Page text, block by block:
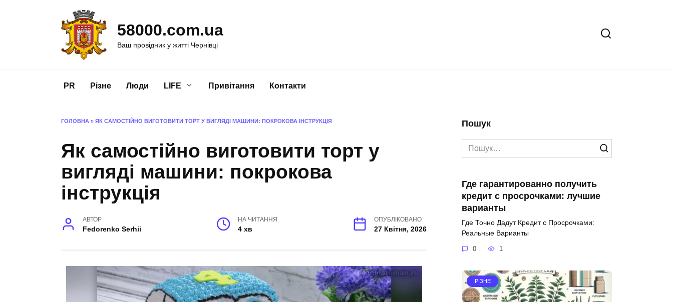
58000.com.ua
Ваш провідник у житті Чернівці
PR Різне Люди LIFE Привітання Контакти
ГОЛОВНА » ЯК САМОСТІЙНО ВИГОТОВИТИ ТОРТ У ВИГЛЯДІ МАШИНИ: ПОКРОКОВА ІНСТРУКЦІЯ
Як самостійно виготовити торт у
вигляді машини: покрокова
інструкція
АВТОР
Fedorenko Serhii
НА ЧИТАННЯ
4 хв
ОПУБЛІКОВАНО
27 Квітня, 2026
Пошук
Search
for:
Где гарантированно получить
кредит с просрочками: лучшие
варианты
Где Точно Дадут Кредит с Просрочками:
Реальные Варианты
0 1
РІЗНЕ